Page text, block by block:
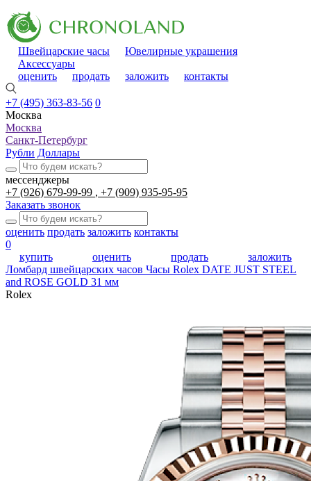
Швейцарские часы
Ювелирные украшения
Аксессуары
оценить
продать заложить контакты
+7 (495) 363-83-56 0
Москва
Москва
Санкт-Петербург
Рубли Доллары
мессенджеры
+7 (926) 679-99-99
+7 (909) 935-95-95
Заказать звонок
оценить продать заложить контакты
0
купить
оценить продать
заложить
Ломбард швейцарских часов Часы Rolex DATE JUST STEEL
and ROSE GOLD 31 мм
Rolex